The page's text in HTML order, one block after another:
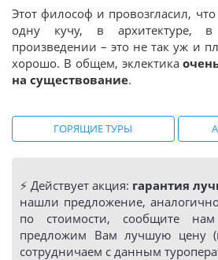
Этот философ и провозгласил,
одну кучу, в архитектуре,
произведении – это не так уж и
хорошо. В общем, эклектика
на существование.
ГОРЯЩИЕ ТУРЫ
⚡️ Действует акция: гарантия
нашли предложение,
по стоимости, сообщите
предложим Вам лучшую цену
сотрудничаем с данным